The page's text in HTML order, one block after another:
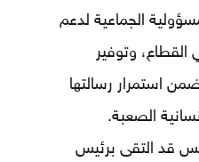
الجماعية لدعم
وتوفير
استمرار رسالتها
الصعبة.
قد التقى برئيس